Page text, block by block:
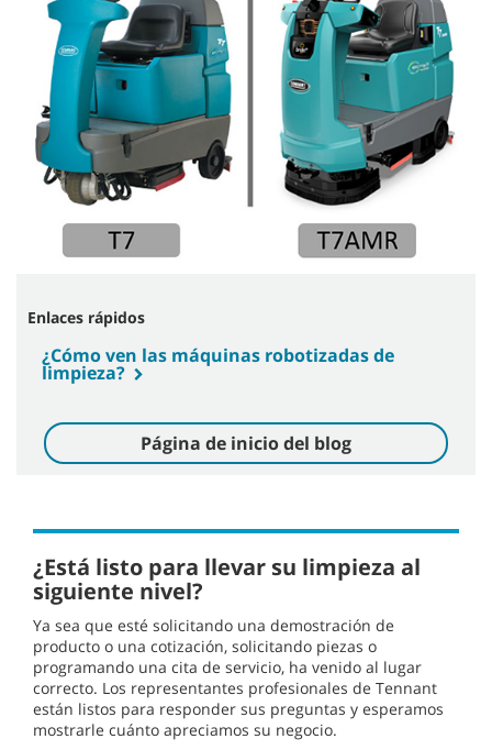
Enlaces rápidos
¿Cómo ven las máquinas robotizadas de
limpieza?
Página de inicio del blog
¿Está listo para llevar su limpieza al
siguiente nivel?
Ya sea que esté solicitando una demostración de
producto o una cotización, solicitando piezas o
programando una cita de servicio, ha venido al lugar
correcto. Los representantes profesionales de Tennant
están listos para responder sus preguntas y esperamos
mostrarle cuánto apreciamos su negocio.